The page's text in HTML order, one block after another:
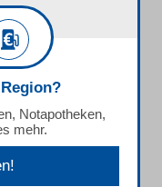
Notapotheken,
mehr.